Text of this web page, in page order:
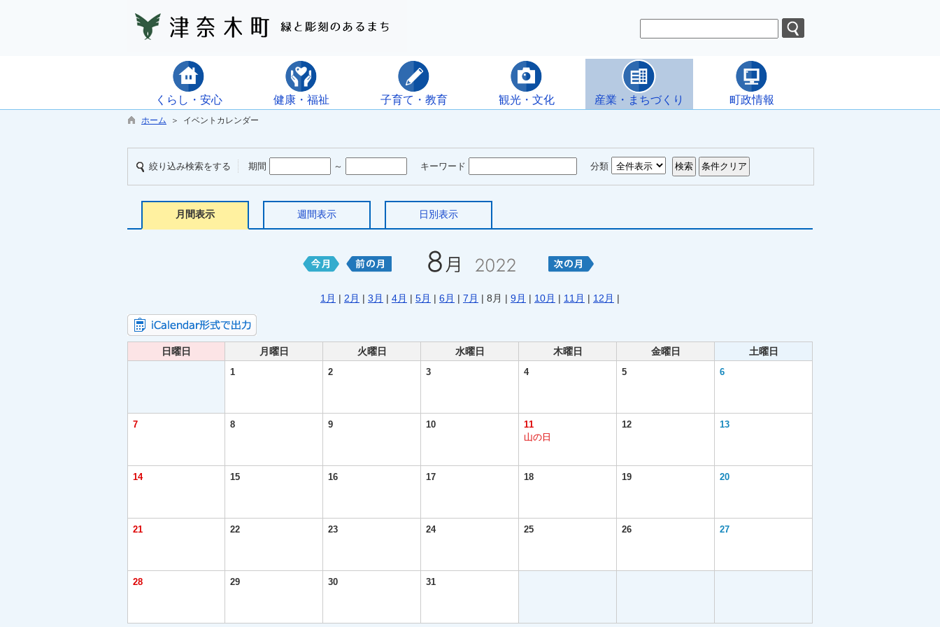
くらし・安心 健康・福祉 子育て・教育 観光・文化 産業・まちづくり 町政情報
ホーム ＞ イベントカレンダー
絞り込み検索をする 期間 ～ キーワード 分類
月間表示 週間表示 日別表示
1月 | 2月 | 3月 | 4月 | 5月 | 6月 | 7月 | 8月 | 9月 | 10月 | 11月 | 12月 |
日曜日 月曜日 火曜日 水曜日 木曜日 金曜日 土曜日
1 2 3 4 5 6
7 8 9 10
11
山の日
12 13
14 15 16 17 18 19 20
21 22 23 24 25 26 27
28 29 30 31